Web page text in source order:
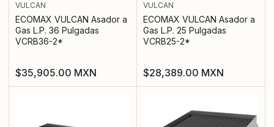
VULCAN
ECOMAX VULCAN Asador a
Gas L.P. 36 Pulgadas
VCRB36-2*
Precio
regular
$35,905.00 MXN
VULCAN
ECOMAX VULCAN Asador a
Gas L.P. 25 Pulgadas
VCRB25-2*
Precio
regular
$28,389.00 MXN